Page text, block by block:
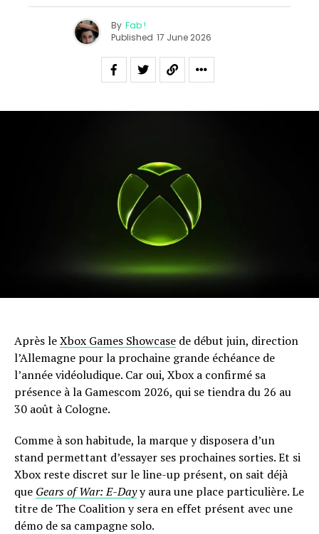
By Fab !
Published 17 June 2026
Après leXbox Games Showcase de début juin, direction
l’Allemagne pour la prochaine grande échéance de
l’année vidéoludique. Car oui, Xbox a confirmé sa
présence à la Gamescom 2026, qui se tiendra du 26 au
30 août à Cologne.
Comme à son habitude, la marque y disposera d’un
stand permettant d’essayer ses prochaines sorties. Et si
Xbox reste discret sur le line-up présent, on sait déjà
que Gears of War: E-Dayy aura une place particulière. Le
titre de The Coalition y sera en effet présent avec une
démo de sa campagne solo.